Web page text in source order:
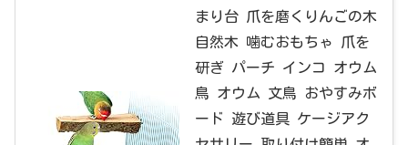
まり台 爪を磨くりんごの木
自然木 噛むおもちゃ 爪を
研ぎ パーチ インコ オウム
鳥 オウム 文鳥 おやすみボ
ード 遊び道具 ケージアク